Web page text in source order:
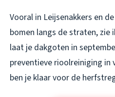
Vooral in Leijsenakkers en
bomen langs de straten, zie
laat je dakgoten in
preventieve rioolreiniging in
ben je klaar voor de